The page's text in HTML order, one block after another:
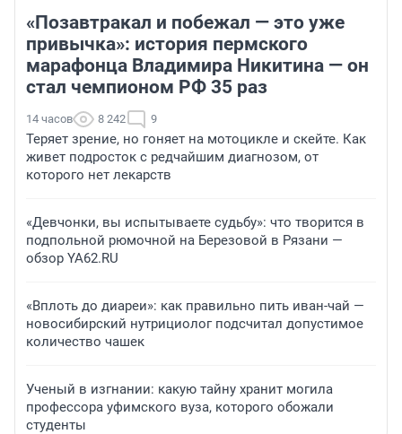
«Позавтракал и побежал — это уже
привычка»: история пермского
марафонца Владимира Никитина — он
стал чемпионом РФ 35 раз
14 часов 8 242 9
Теряет зрение, но гоняет на мотоцикле и скейте. Как
живет подросток с редчайшим диагнозом, от
которого нет лекарств
«Девчонки, вы испытываете судьбу»: что творится в
подпольной рюмочной на Березовой в Рязани —
обзор YA62.RU
«Вплоть до диареи»: как правильно пить иван-чай —
новосибирский нутрициолог подсчитал допустимое
количество чашек
Ученый в изгнании: какую тайну хранит могила
профессора уфимского вуза, которого обожали
студенты